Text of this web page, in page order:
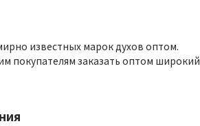
известных марок духов оптом.
покупателям заказать оптом широкий